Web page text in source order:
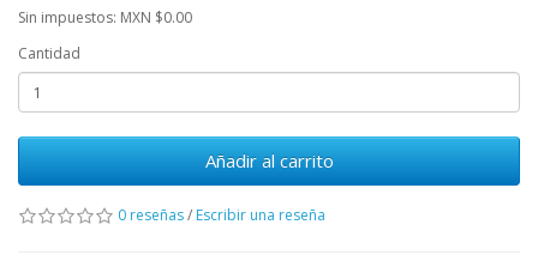
Sin impuestos: MXN $0.00
Cantidad
Añadir al carrito
0 reseñas/ Escribir una reseña